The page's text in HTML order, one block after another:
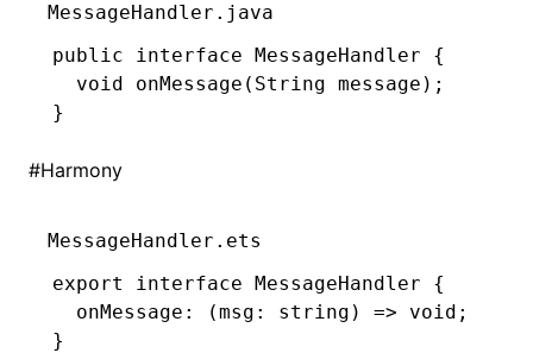
MessageHandler.java
public interface MessageHandler {
  void
onMessage ( String message);
}
#Harmony
MessageHandler.ets
export
interface MessageHandler {
  onMessage
: (msg : string ) => void ;
}